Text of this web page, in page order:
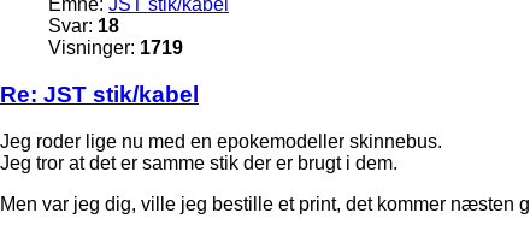
Emne: JST stik/kabel
Svar: 18
Visninger: 1719
Re: JST stik/kabel
Jeg roder lige nu med en epokemodeller skinnebus.
Jeg tror at det er samme stik der er brugt i dem.
Men var jeg dig, ville jeg bestille et print, det kommer næsten